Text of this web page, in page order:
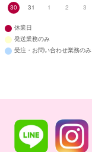
30
31 1 2 3
休業日
発送業務のみ
受注・お問い合わせ業務のみ